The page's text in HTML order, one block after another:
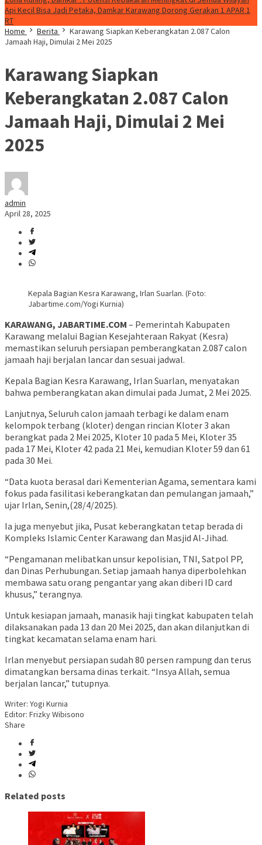
Api Kecil Bisa Jadi Petaka, Damkar Karawang Dorong Gerakan 1 APAR 1
RT
Home
Berita
Karawang Siapkan Keberangkatan 2.087 Calon
Jamaah Haji, Dimulai 2 Mei 2025
Karawang Siapkan
Keberangkatan 2.087 Calon
Jamaah Haji, Dimulai 2 Mei
2025
admin
April 28, 2025
Kepala Bagian Kesra Karawang, Irlan Suarlan. (Foto:
Jabartime.com/Yogi Kurnia)
KARAWANG, JABARTIME.COM – Pemerintah Kabupaten
Karawang melalui Bagian Kesejahteraan Rakyat (Kesra)
memastikan seluruh persiapan pemberangkatan 2.087 calon
jamaah haji berjalan lancar dan sesuai jadwal.
Kepala Bagian Kesra Karawang, Irlan Suarlan, menyatakan
bahwa pemberangkatan akan dimulai pada Jumat, 2 Mei 2025.
Lanjutnya, Seluruh calon jamaah terbagi ke dalam enam
kelompok terbang (kloter) dengan rincian Kloter 3 akan
berangkat pada 2 Mei 2025, Kloter 10 pada 5 Mei, Kloter 35
pada 17 Mei, Kloter 42 pada 21 Mei, kemudian Kloter 59 dan 61
pada 30 Mei.
“Data kuota berasal dari Kementerian Agama, sementara kami
fokus pada fasilitasi keberangkatan dan pemulangan jamaah,”
ujar Irlan, Senin,(28/4/2025).
Ia juga menyebut jika, Pusat keberangkatan tetap berada di
Kompleks Islamic Center Karawang dan Masjid Al-Jihad.
“Pengamanan melibatkan unsur kepolisian, TNI, Satpol PP,
dan Dinas Perhubungan. Setiap jamaah hanya diperbolehkan
membawa satu orang pengantar yang akan diberi ID card
khusus,” terangnya.
Untuk kesiapan jamaah, manasik haji tingkat kabupaten telah
dilaksanakan pada 13 dan 20 Mei 2025, dan akan dilanjutkan di
tingkat kecamatan selama enam hari.
Irlan menyebut persiapan sudah 80 persen rampung dan terus
dimatangkan bersama dinas terkait. “Insya Allah, semua
berjalan lancar,” tutupnya.
Writer: Yogi Kurnia
Editor: Frizky Wibisono
Share
Related posts